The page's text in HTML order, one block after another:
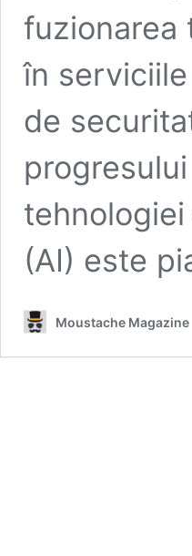
fuzionarea
în
de
(AI) este
Moustache Magazine